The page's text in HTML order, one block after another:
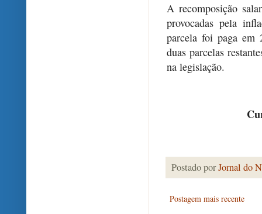
A recomposição
provocadas pela
parcela foi paga em
duas parcelas
na legislação.
Postado porJornal do
Postagem mais recente